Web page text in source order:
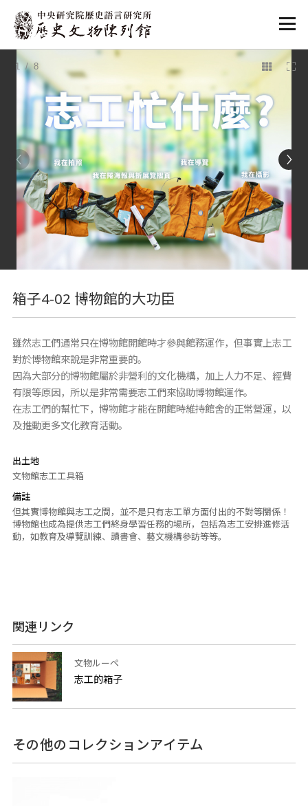
:::
1/ 8
箱子4-02 博物館的大功臣
雖然志工們通常只在博物館開館時才參與館務運作，但事實上志工
對於博物館來說是非常重要的。
因為大部分的博物館屬於非營利的文化機構，加上人力不足、經費
有限等原因，所以是非常需要志工們來協助博物館運作。
在志工們的幫忙下，博物館才能在開館時維持館舍的正常營運，以
及推動更多文化教育活動。
出土地
文物館志工工具箱
備註
但其實博物館與志工之間，並不是只有志工單方面付出的不對等關係！
博物館也成為提供志工們終身學習任務的場所，包括為志工安排進修活
動，如教育及導覽訓練、讀書會、藝文機構參訪等等。
関連リンク
文物ルーペ
志工的箱子
その他のコレクションアイテム